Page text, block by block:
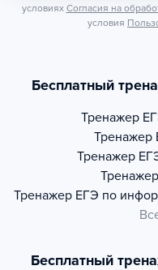
условиях Согласия на
условия
Бесплатный
Тренажер
Тренажер
Тренажер
Тренажер
Тренажер ЕГЭ по
Бесплатный